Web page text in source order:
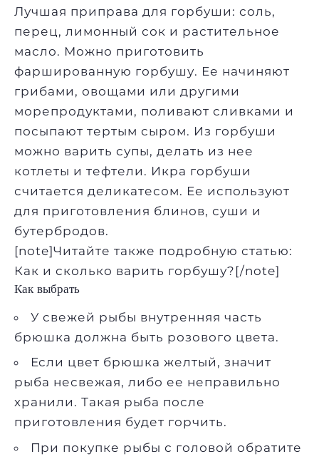
Лучшая приправа для горбуши: соль,
перец, лимонный сок и растительное
масло. Можно приготовить
фаршированную горбушу. Ее начиняют
грибами, овощами или другими
морепродуктами, поливают сливками и
посыпают тертым сыром. Из горбуши
можно варить супы, делать из нее
котлеты и тефтели. Икра горбуши
считается деликатесом. Ее используют
для приготовления блинов, суши и
бутербродов.
[note]Читайте также подробную статью:
Как и сколько варить горбушу? [/note]
Как выбрать
У свежей рыбы внутренняя часть
брюшка должна быть розового цвета.
Если цвет брюшка желтый, значит
рыба несвежая, либо ее неправильно
хранили. Такая рыба после
приготовления будет горчить.
При покупке рыбы с головой обратите